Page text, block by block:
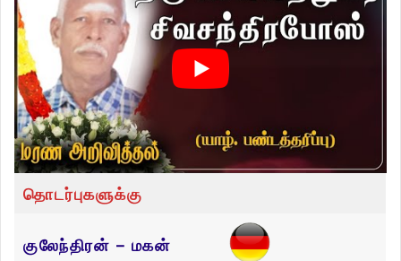
தொடர்புகளுக்கு
குலேந்திரன் – மகன்